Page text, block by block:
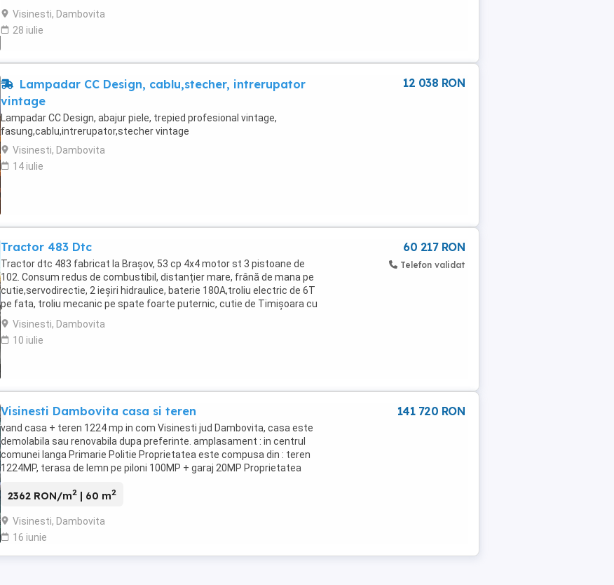
urmăriți umbrele sateliților lui Jupiter ...
Visinesti, Dambovita
28 iulie
Lampadar CC Design, cablu,stecher, intrerupator
vintage
Lampadar CC Design, abajur piele, trepied profesional vintage,
fasung,cablu,intrerupator,stecher vintage
Visinesti, Dambovita
14 iulie
12 038 RON
Tractor 483 Dtc
Tractor dtc 483 fabricat la Brașov, 53 cp 4x4 motor st 3 pistoane de
102. Consum redus de combustibil, distanțier mare, frână de mana pe
cutie,servodirectie, 2 ieșiri hidraulice, baterie 180A,troliu electric de 6T
pe fata, troliu mecanic pe spate foarte puternic, cutie de Timișoara cu
2 manete, cabina, ...
Visinesti, Dambovita
10 iulie
60 217 RON
Telefon validat
Visinesti Dambovita casa si teren
vand casa + teren 1224 mp in com Visinesti jud Dambovita, casa este
demolabila sau renovabila dupa preferinte. amplasament : in centrul
comunei langa Primarie Politie Proprietatea este compusa din : teren
1224MP, terasa de lemn pe piloni 100MP + garaj 20MP Proprietatea
2362 RON/m2 | 60 m2
Visinesti, Dambovita
16 iunie
141 720 RON